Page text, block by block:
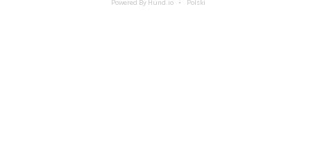
Powered By Hund.io Polski